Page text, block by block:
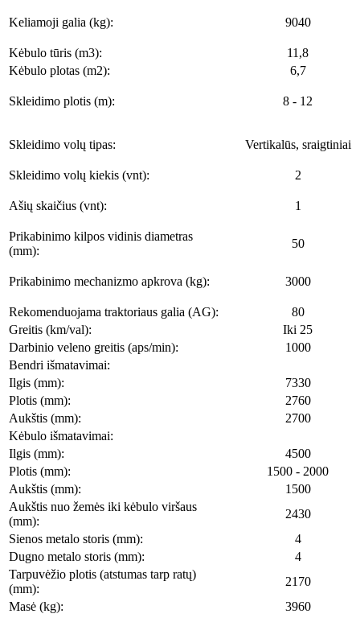
Keliamoji galia (kg): 9040
Kėbulo tūris (m3):
11,8
Kėbulo plotas (m2):
6,7
Skleidimo plotis (m): 8 - 12
Skleidimo volų tipas: Vertikalūs, sraigtiniai
Skleidimo volų kiekis (vnt): 2
Ašių skaičius (vnt): 1
Prikabinimo kilpos vidinis diametras
(mm):
50
Prikabinimo mechanizmo apkrova (kg): 3000
Rekomenduojama traktoriaus galia (AG):
80
Greitis (km/val):
Iki 25
Darbinio veleno greitis (aps/min):
1000
Bendri išmatavimai:
Ilgis (mm):
7330
Plotis (mm):
2760
Aukštis (mm):
2700
Kėbulo išmatavimai:
Ilgis (mm):
4500
Plotis (mm):
1500 - 2000
Aukštis (mm):
1500
Aukštis nuo žemės iki kėbulo viršaus
(mm):
2430
Sienos metalo storis (mm):
4
Dugno metalo storis (mm):
4
Tarpuvėžio plotis (atstumas tarp ratų)
(mm):
2170
Masė (kg):
3960